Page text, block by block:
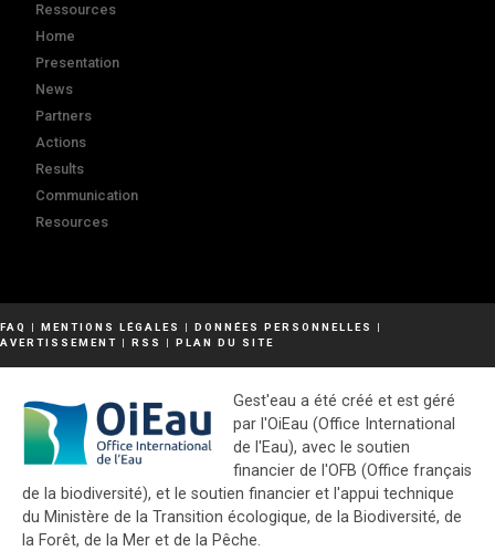
Ressources
Home
Presentation
News
Partners
Actions
Results
Communication
Resources
FAQ | MENTIONS LÉGALES | DONNÉES PERSONNELLES
|
AVERTISSEMENT | RSS | PLAN DU SITE
Gest'eau a été créé et est géré
par l'OiEau (Office International
de l'Eau), avec le soutien
financier de l'OFB (Office français
de la biodiversité), et le soutien financier et l'appui technique
du Ministère de la Transition écologique, de la Biodiversité, de
la Forêt, de la Mer et de la Pêche.